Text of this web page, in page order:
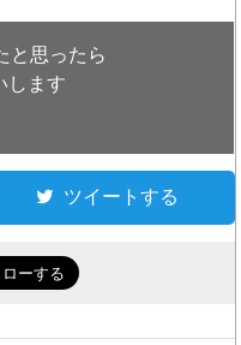
と思ったら
します
ツイートする